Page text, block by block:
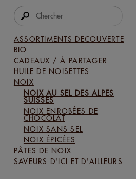
ASSORTIMENTS DECOUVERTE
BIO
CADEAUX / À PARTAGER
HUILE DE NOISETTES
NOIX
NOIX AU SEL DES ALPES
SUISSES
NOIX ENROBÉES DE
CHOCOLAT
NOIX SANS SEL
NOIX ÉPICÉES
PÂTES DE NOIX
SAVEURS D'ICI ET D'AILLEURS